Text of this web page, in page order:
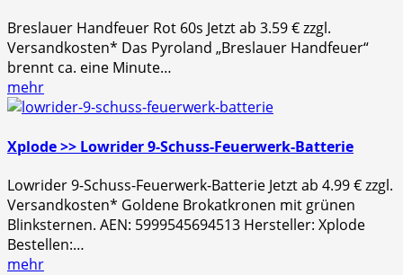
Breslauer Handfeuer Rot 60s Jetzt ab 3.59 € zzgl.
Versandkosten* Das Pyroland „Breslauer Handfeuer“
brennt ca. eine Minute…
mehr
Xplode >> Lowrider 9-Schuss-Feuerwerk-Batterie
Lowrider 9-Schuss-Feuerwerk-Batterie Jetzt ab 4.99 € zzgl.
Versandkosten* Goldene Brokatkronen mit grünen
Blinksternen. AEN: 5999545694513 Hersteller: Xplode
Bestellen:…
mehr